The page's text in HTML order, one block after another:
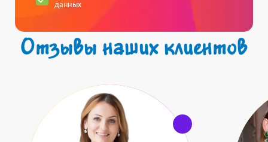
данных
Отзывы наших клиентов